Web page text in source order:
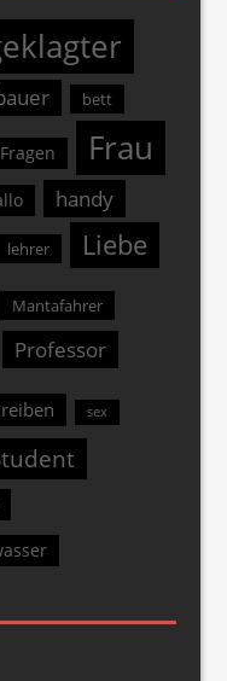
bett
Fragen Frau
handy
lehrer Liebe
Mantafahrer
Professor
sex